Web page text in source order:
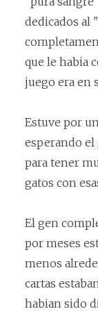
dedicados al
que le habia
juego era en
Estuve por
esperando
para tener
gatos con
El gen
por meses
menos
cartas
habian sido